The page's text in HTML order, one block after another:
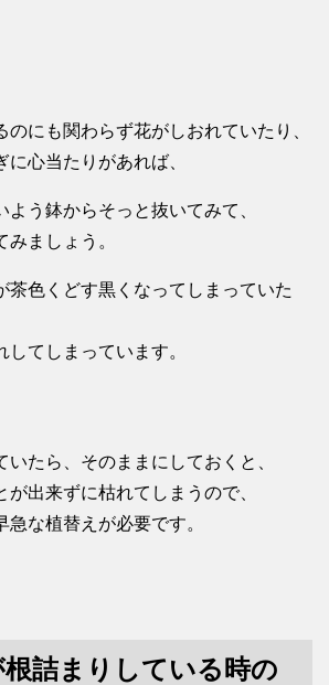
のにも関わらず花がしおれていたり、
に心当たりがあれば、
よう鉢からそっと抜いてみて、
ましょう。
茶色くどす黒くなってしまっていた
てしまっています。
たら、そのままにしておくと、
が出来ずに枯れてしまうので、
な植替えが必要です。
詰まりしている時の